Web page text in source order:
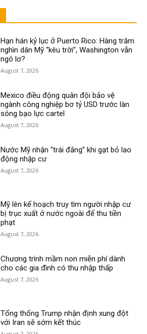
Hạn hán kỷ lục ở Puerto Rico: Hàng trăm
nghìn dân Mỹ “kêu trời”, Washington vẫn
ngó lơ?
August 7, 2026
Mexico điều động quân đội bảo vệ
ngành công nghiệp bơ tỷ USD trước làn
sóng bạo lực cartel
August 7, 2026
Nước Mỹ nhận “trái đắng” khi gạt bỏ lao
động nhập cư
August 7, 2026
Mỹ lên kế hoạch truy tìm người nhập cư
bị trục xuất ở nước ngoài để thu tiền
phạt
August 7, 2026
Chương trình mầm non miễn phí dành
cho các gia đình có thu nhập thấp
August 7, 2026
Tổng thống Trump nhận định xung đột
với Iran sẽ sớm kết thúc